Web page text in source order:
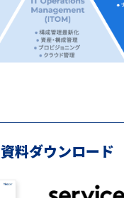
資料ダウンロード